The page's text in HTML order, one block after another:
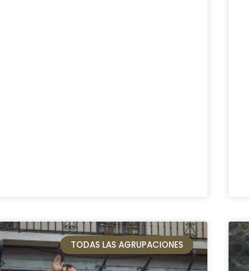
TODAS LAS AGRUPACIONES